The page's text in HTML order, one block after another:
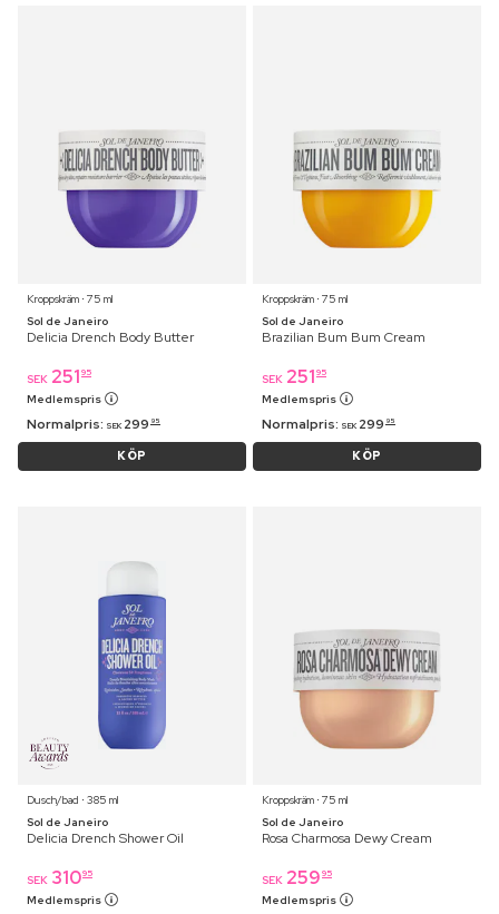
Kroppskräm ⋅ 75 ml
Sol de Janeiro
Delicia Drench Body Butter
SEK 251 95
Medlemspris
Normalpris: SEK 299 95
KÖP
Kroppskräm ⋅ 75 ml
Sol de Janeiro
Brazilian Bum Bum Cream
SEK 251 95
Medlemspris
Normalpris: SEK 299 95
KÖP
Dusch/bad ⋅ 385 ml
Sol de Janeiro
Delicia Drench Shower Oil
SEK 31095
Medlemspris
Kroppskräm ⋅ 75 ml
Sol de Janeiro
Rosa Charmosa Dewy Cream
SEK 259 95
Medlemspris